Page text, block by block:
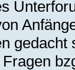
gedacht